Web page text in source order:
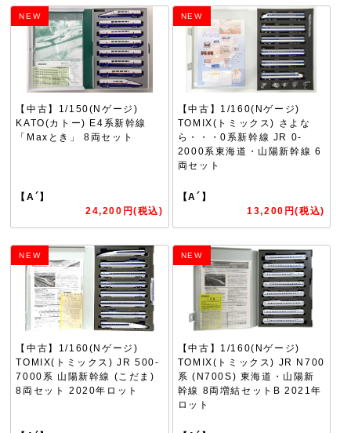
NEW
【中古】1/150(Nゲージ)
KATO(カトー) E4系新幹線
「Maxとき」 8両セット
【A´】
24,200円(税込)
NEW
【中古】1/160(Nゲージ)
TOMIX(トミックス) さよな
ら・・・0系新幹線 JR 0-
2000系東海道・山陽新幹線 6
両セット
【A´】
13,200円(税込)
NEW
【中古】1/160(Nゲージ)
TOMIX(トミックス) JR 500-
7000系 山陽新幹線 (こだま)
8両セット 2020年ロット
NEW
【中古】1/160(Nゲージ)
TOMIX(トミックス) JR N700
系 (N700S) 東海道・山陽新
幹線 8両増結セットB 2021年
ロット